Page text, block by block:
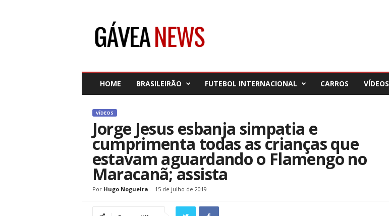
HOME BRASILEIRÃO FUTEBOL INTERNACIONAL CARROS VÍDEOS
VÍDEOS
Jorge Jesus esbanja simpatia e
cumprimenta todas as crianças que
estavam aguardando o Flamengo no
Maracanã; assista
Por Hugo Nogueira - 15 de julho de 2019